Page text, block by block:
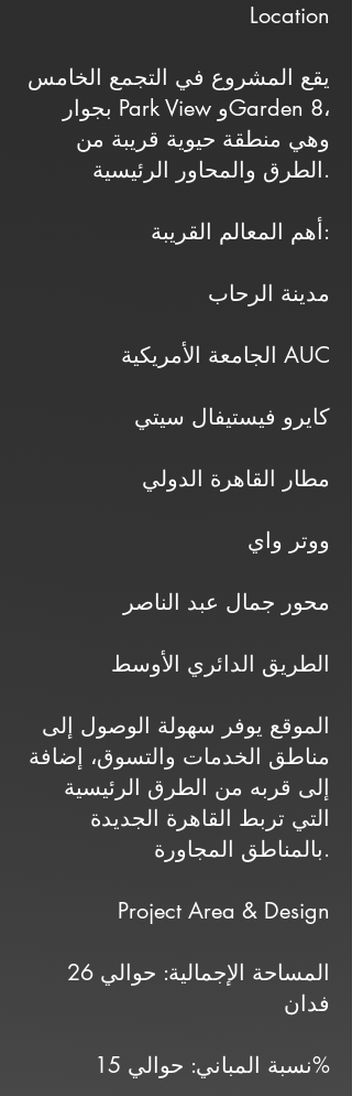
Location
يقع المشروع في التجمع الخامس
بجوار Park View وGarden 8،
وهي منطقة حيوية قريبة من
الطرق والمحاور الرئيسية.
أهم المعالم القريبة:
مدينة الرحاب
الجامعة الأمريكية AUC
كايرو فيستيفال سيتي
مطار القاهرة الدولي
ووتر واي
محور جمال عبد الناصر
الطريق الدائري الأوسط
الموقع يوفر سهولة الوصول إلى
مناطق الخدمات والتسوق، إضافة
إلى قربه من الطرق الرئيسية
التي تربط القاهرة الجديدة
بالمناطق المجاورة.
Project Area & Design
المساحة الإجمالية: حوالي 26
فدان
نسبة المباني: حوالي 15%